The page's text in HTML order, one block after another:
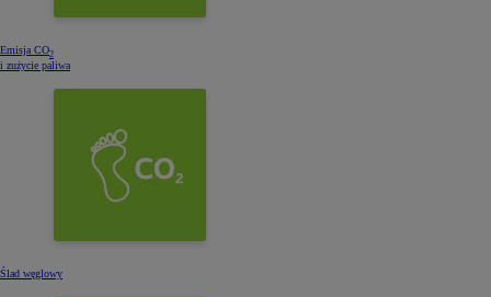
Emisja CO2
i zużycie paliwa
Ślad węglowy